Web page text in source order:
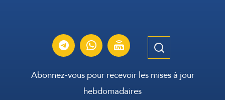
Abonnez-vous pour recevoir les mises à jour
hebdomadaires